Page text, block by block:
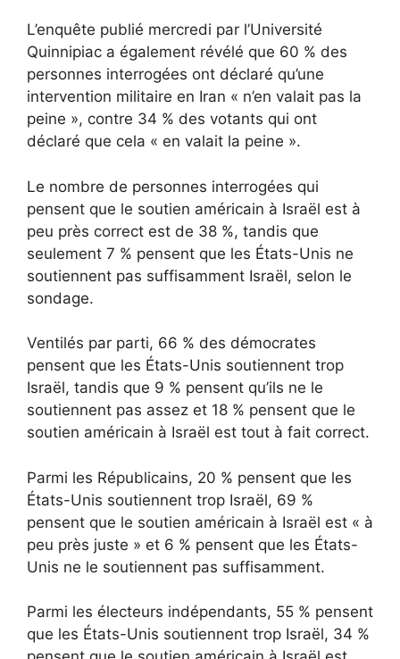
L’enquête publié mercredi par l’Université
Quinnipiac a également révélé que 60 % des
personnes interrogées ont déclaré qu’une
intervention militaire en Iran « n’en valait pas la
peine », contre 34 % des votants qui ont
déclaré que cela « en valait la peine ».
Le nombre de personnes interrogées qui
pensent que le soutien américain à Israël est à
peu près correct est de 38 %, tandis que
seulement 7 % pensent que les États-Unis ne
soutiennent pas suffisamment Israël, selon le
sondage.
Ventilés par parti, 66 % des démocrates
pensent que les États-Unis soutiennent trop
Israël, tandis que 9 % pensent qu’ils ne le
soutiennent pas assez et 18 % pensent que le
soutien américain à Israël est tout à fait correct.
Parmi les Républicains, 20 % pensent que les
États-Unis soutiennent trop Israël, 69 %
pensent que le soutien américain à Israël est « à
peu près juste » et 6 % pensent que les États-
Unis ne le soutiennent pas suffisamment.
Parmi les électeurs indépendants, 55 % pensent
que les États-Unis soutiennent trop Israël, 34 %